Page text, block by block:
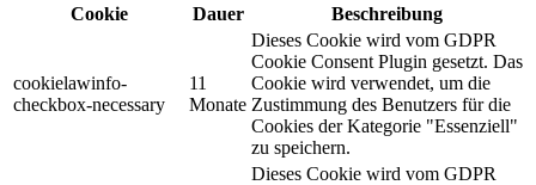
Cookie
Dauer Beschreibung
cookielawinfo-
checkbox-necessary
11
Monate
Dieses Cookie wird vom GDPR
Cookie Consent Plugin gesetzt. Das
Cookie wird verwendet, um die
Zustimmung des Benutzers für die
Cookies der Kategorie "Essenziell"
zu speichern.
Dieses Cookie wird vom GDPR